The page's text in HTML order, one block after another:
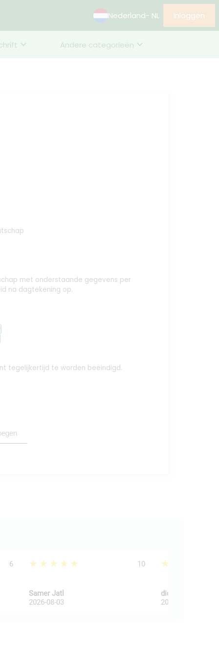
Nederland- NL Inloggen
Andere categorieën
met onderstaande gegevens per
na dagtekening op.
tegelijkertijd te worden beëindigd.
6 ★★★★★ 10
Samer Jatl
2026-08-03
★★★★★
dick dijkkamp
2026-08-03